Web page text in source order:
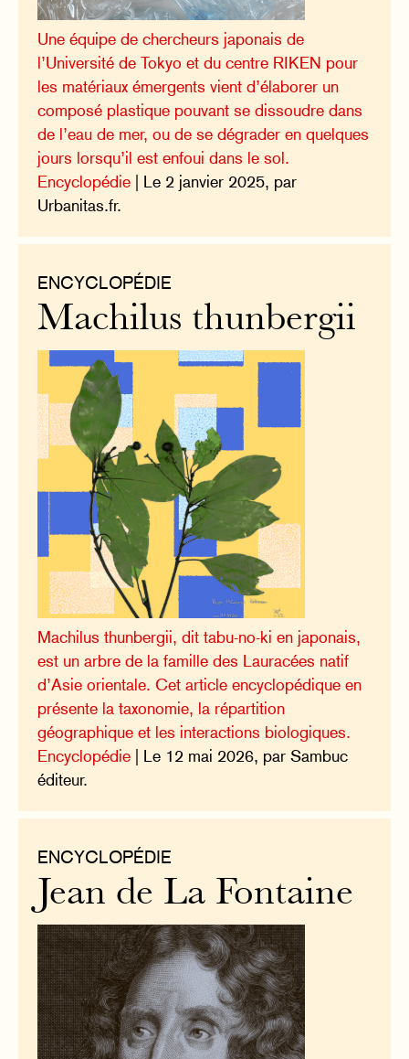
Une équipe de chercheurs japonais de
l’Université de Tokyo et du centre RIKEN pour
les matériaux émergents vient d’élaborer un
composé plastique pouvant se dissoudre dans
de l’eau de mer, ou de se dégrader en quelques
jours lorsqu’il est enfoui dans le sol.
Encyclopédie | Le 2 janvier 2025, par
Urbanitas.fr.
ENCYCLOPÉDIE
Machilus thunbergii
Machilus thunbergii, dit tabu-no-ki en japonais,
est un arbre de la famille des Lauracées natif
d’Asie orientale. Cet article encyclopédique en
présente la taxonomie, la répartition
géographique et les interactions biologiques.
Encyclopédie | Le 12 mai 2026, par Sambuc
éditeur.
ENCYCLOPÉDIE
Jean de La Fontaine